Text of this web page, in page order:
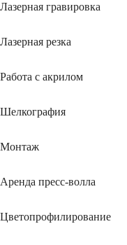
Лазерная гравировка
Лазерная резка
Работа с акрилом
Шелкография
Монтаж
Аренда пресс-волла
Цветопрофилирование